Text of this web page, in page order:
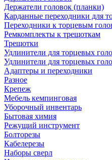
Держатели головок (планки)
Карданные переходники для
Переходники к торцевым
Ремкомплекты к трещоткам
Трещотки
Удлинители для торцевых
Удлинители для торцевых
Адаптеры и переходники
Разное
Крепеж
Мебель кемпинговая
Уборочный инвентарь
Бытовая химия
Режущий инструмент
Болторезы
Кабелерезы
Наборы сверл